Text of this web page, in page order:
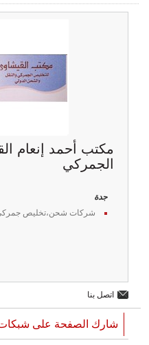
مكتب أحمد إنعام
الجمركي
جدة
شركات شحن،تخليص
اتصل بنا
شارك الصفحة على شبكات